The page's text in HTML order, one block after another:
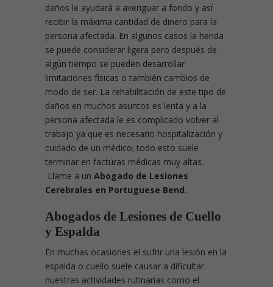
daños le ayudará a averiguar a fondo y así
recibir la máxima cantidad de dinero para la
persona afectada. En algunos casos la herida
se puede considerar ligera pero después de
algún tiempo se pueden desarrollar
limitaciones físicas o también cambios de
modo de ser. La rehabilitación de este tipo de
daños en muchos asuntos es lenta y a la
persona afectada le es complicado volver al
trabajo ya que es necesario hospitalización y
cuidado de un médico; todo esto suele
terminar en facturas médicas muy altas.
Llame a un Abogado de Lesiones
Cerebrales en Portuguese Bend.
Abogados de Lesiones de Cuello
y Espalda
En muchas ocasiones el sufrir una lesión en la
espalda o cuello suele causar a dificultar
nuestras actividades rutinarias como el